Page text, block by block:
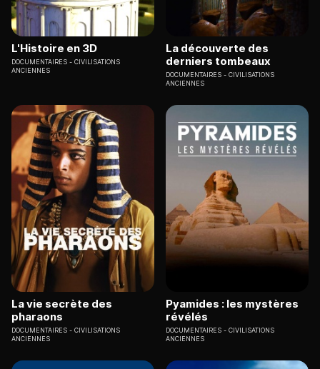
L'Histoire en 3D
DOCUMENTAIRES
CIVILISATIONS
ANCIENNES
La découverte des
derniers tombeaux
DOCUMENTAIRES
CIVILISATIONS
ANCIENNES
La vie secrète des
pharaons
DOCUMENTAIRES
CIVILISATIONS
ANCIENNES
Pyamides : les mystères
révélés
DOCUMENTAIRES
CIVILISATIONS
ANCIENNES